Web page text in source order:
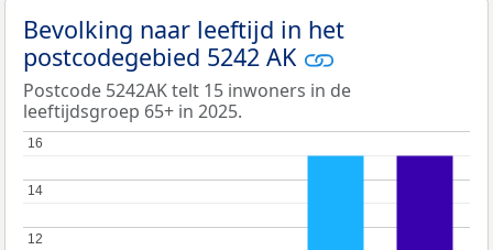
Bevolking naar leeftijd in het
postcodegebied 5242 AK
Postcode 5242AK telt 15 inwoners in de
leeftijdsgroep 65+ in 2025.
12
12
14
14
16
16